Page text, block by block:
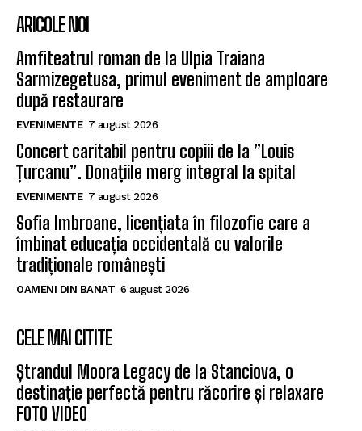
ARICOLE NOI
Amfiteatrul roman de la Ulpia Traiana
Sarmizegetusa, primul eveniment de amploare
după restaurare
EVENIMENTE 7 august 2026
Concert caritabil pentru copiii de la ”Louis
Țurcanu”. Donațiile merg integral la spital
EVENIMENTE 7 august 2026
Sofia Imbroane, licențiata în filozofie care a
îmbinat educația occidentală cu valorile
tradiționale românești
OAMENI DIN BANAT 6 august 2026
CELE MAI CITITE
Ștrandul Moora Legacy de la Stanciova, o
destinație perfectă pentru răcorire și relaxare
FOTO VIDEO